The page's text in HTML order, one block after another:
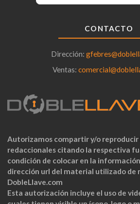
CONTACTO
Dirección:
Ventas:
Autorizamos compartir y/o reproducir
redaccionales citando la respectiva
condición de colocar en la
dirección url del material utilizado de
DobleLlave.com
Esta autorización incluye el uso de